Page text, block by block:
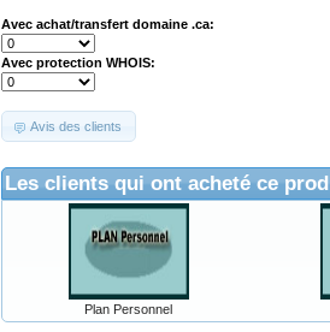
Avec achat/transfert domaine .ca:
Avec protection WHOIS:
Avis des clients
Les clients qui ont acheté ce
Plan Personnel